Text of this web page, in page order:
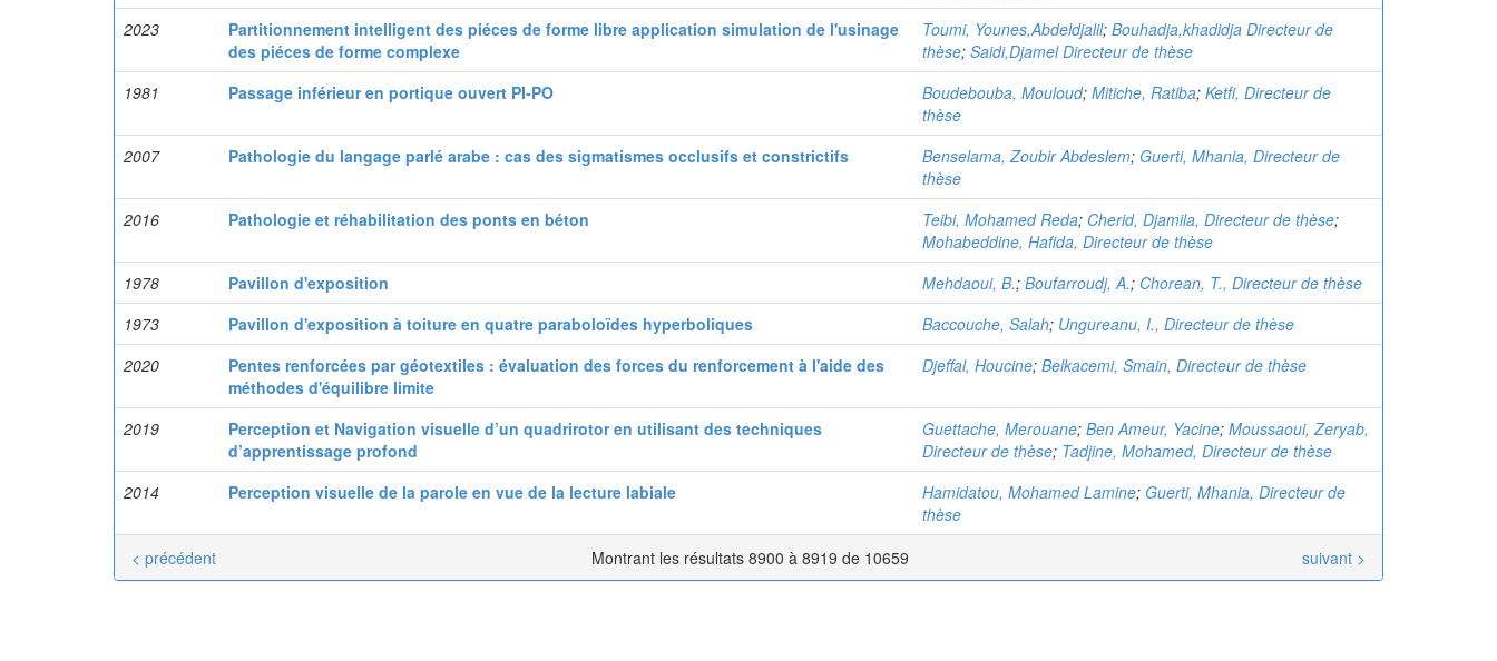
2023
Partitionnement intelligent des piéces de forme libre application simulation de l'usinage
des piéces de forme complexe
Toumi, Younes,Abdeldjalil; Bouhadja,khadidja Directeur de
thèse; Saidi,Djamel Directeur de thèse
1981
Passage inférieur en portique ouvert PI-PO Boudebouba, Mouloud; Mitiche, Ratiba; Ketfi, Directeur de
thèse
2007
Pathologie du langage parlé arabe : cas des sigmatismes occlusifs et constrictifs Benselama, Zoubir Abdeslem; Guerti, Mhania, Directeur de
thèse
2016
Pathologie et réhabilitation des ponts en béton Teibi, Mohamed Reda; Cherid, Djamila, Directeur de thèse;
Mohabeddine, Hafida, Directeur de thèse
1978
Pavillon d'exposition Mehdaoui, B.; Boufarroudj, A.; Chorean, T., Directeur de thèse
1973
Pavillon d'exposition à toiture en quatre paraboloïdes hyperboliques Baccouche, Salah; Ungureanu, I., Directeur de thèse
2020
Pentes renforcées par géotextiles : évaluation des forces du renforcement à l'aide des
méthodes d'équilibre limite
Djeffal, Houcine; Belkacemi, Smain, Directeur de thèse
2019
Perception et Navigation visuelle d’un quadrirotor en utilisant des techniques
d’apprentissage profond
Guettache, Merouane; Ben Ameur, Yacine; Moussaoui, Zeryab,
Directeur de thèse; Tadjine, Mohamed, Directeur de thèse
2014
Perception visuelle de la parole en vue de la lecture labiale Hamidatou, Mohamed Lamine; Guerti, Mhania, Directeur de
thèse
Montrant les résultats 8900 à 8919 de 10659
< précédent suivant >